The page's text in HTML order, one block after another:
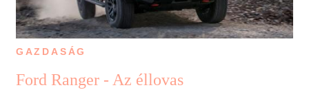
GAZDASÁG
Ford Ranger - Az éllovas